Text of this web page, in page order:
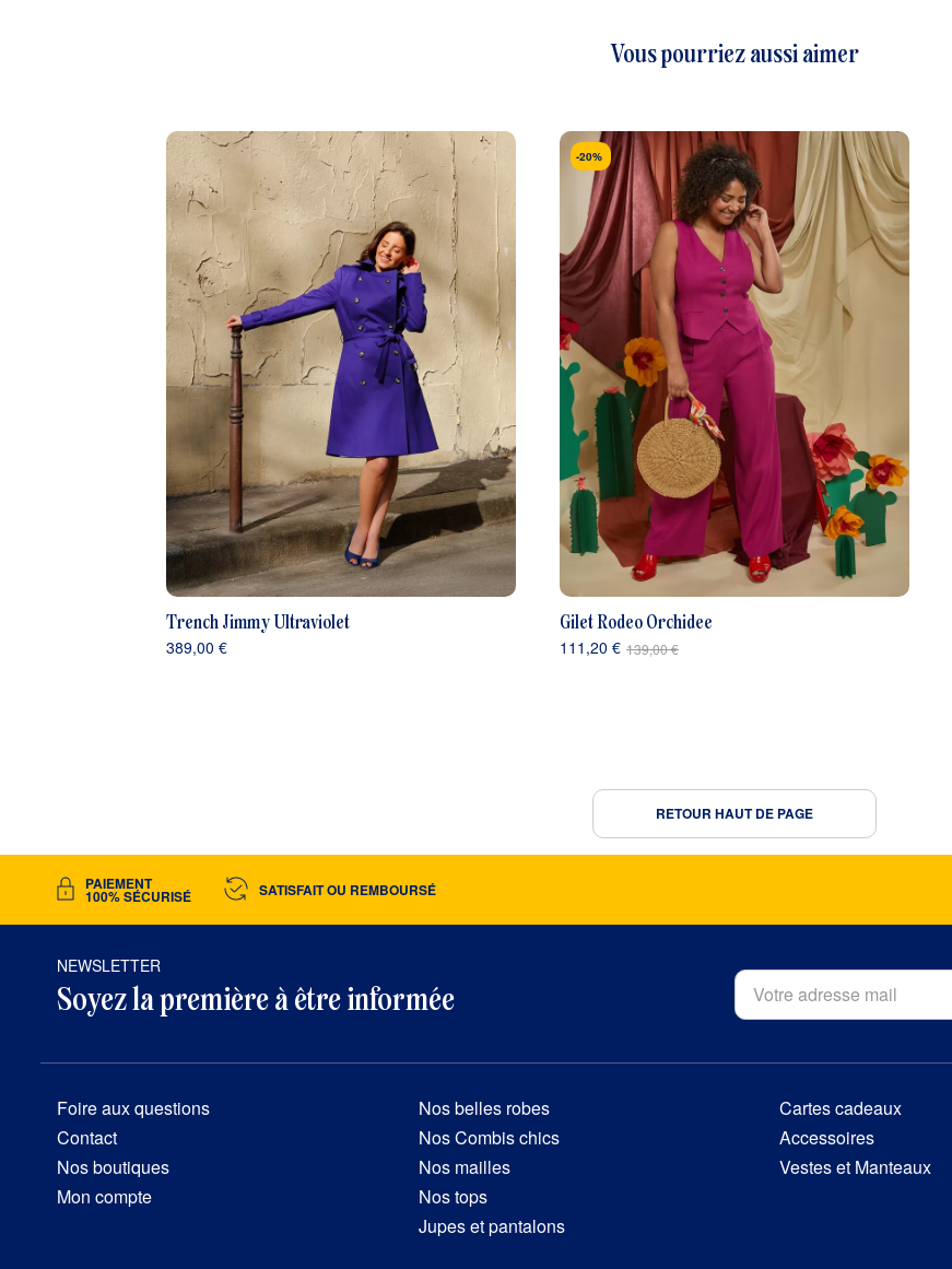
Vous pourriez aussi aimer
Trench Jimmy Ultraviolet
389,00 €
-20%
Gilet Rodeo Orchidee
139,00 €
111,20 €
RETOUR HAUT DE PAGE
PAIEMENT
100% SÉCURISÉ SATISFAIT OU REMBOURSÉ
NEWSLETTER
Soyez la première à être informée
Foire aux questions
Contact
Nos boutiques
Mon compte
Nos belles robes
Nos Combis chics
Nos mailles
Nos tops
Jupes et pantalons
Cartes cadeaux
Accessoires
Vestes et Manteaux